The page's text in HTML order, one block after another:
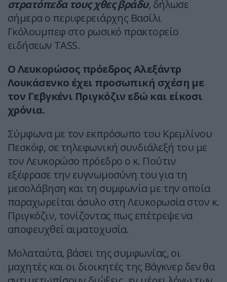
στρατόπεδα τους χθες βράδυ, δήλωσε
σήμερα ο περιφερειάρχης Βασίλι
Γκόλουμπεφ στο ρωσικό πρακτορείο
ειδήσεων TASS.
Ο Λευκορώσος πρόεδρος Αλεξάντρ
Λουκάσενκο έχει προσωπική σχέση με
τον Γεβγκένι Πριγκόζιν εδώ και είκοσι
χρόνια.
Σύμφωνα με τον εκπρόσωπο του Κρεμλίνου
Πεσκόφ, σε τηλεφωνική συνδιάλεξή του με
τον Λευκορώσο πρόεδρο ο κ. Πούτιν
εξέφρασε την ευγνωμοσύνη του για τη
μεσολάβηση και τη συμφωνία με την οποία
παραχωρείται άσυλο στη Λευκορωσία στον κ.
Πριγκόζιν, τονίζοντας πως επέτρεψε να
αποφευχθεί αιματοχυσία.
Μολαταύτα, βάσει της συμφωνίας, οι
μαχητές και οι διοικητές της Βάγκνερ δεν θα